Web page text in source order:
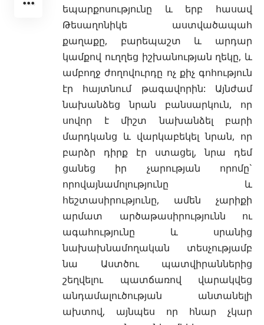
եպարքոսությունը և երբ հասավ
Թեսաղոնիկե աստվածապահ
քաղաքը, բարեպաշտ և արդար
կամքով ուղղեց իշխանության ղեկը, և
ամբողջ ժողովուրդը ոչ քիչ գոհություն
էր հայտնում թագավորին: Այնժամ
նախանձեց նրան բանսարկուն, որ
սովոր է միշտ նախանձել բարի
մարդկանց և վարկաբեկել նրան, որ
բարձր դիրք էր ստացել, նրա դեմ
ցանեց իր չարության որոմը`
որովայնամոլությունը և
հեշտասիրությունը, ամեն չարիքի
արմատ արծաթասիրությունն ու
ագահությունը և սրանից
նախախնամողական տեսչությամբ
նա Աստծու պատվիրաններից
շեղվելու պատճառով վարակվեց
անդամալուծության անտանելի
ախտով, այնպես որ հնար չկար